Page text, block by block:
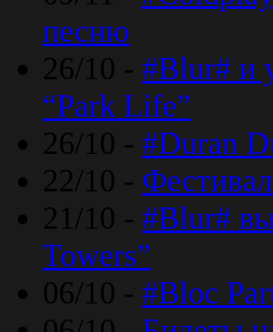
песню
26/10 - #Blur# и
“Park Life”
26/10 - #Duran
22/10 -
21/10 - #Blur#
Towers”
06/10 - #Bloc